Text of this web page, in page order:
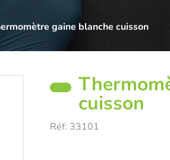
gaine blanche cuisson
cuisson
Réf: 33101